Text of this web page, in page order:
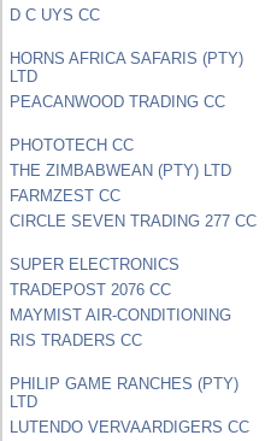
D C UYS CC
HORNS AFRICA SAFARIS (PTY)
LTD
PEACANWOOD TRADING CC
PHOTOTECH CC
THE ZIMBABWEAN (PTY) LTD
FARMZEST CC
CIRCLE SEVEN TRADING 277 CC
SUPER ELECTRONICS
TRADEPOST 2076 CC
MAYMIST AIR-CONDITIONING
RIS TRADERS CC
PHILIP GAME RANCHES (PTY)
LTD
LUTENDO VERVAARDIGERS CC